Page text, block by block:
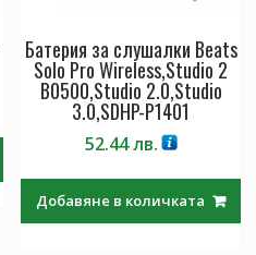
Батерия за слушалки Beats
Solo Pro Wireless,Studio 2
B0500,Studio 2.0,Studio
3.0,SDHP-P1401
52.44лв.
Добавяне в количката